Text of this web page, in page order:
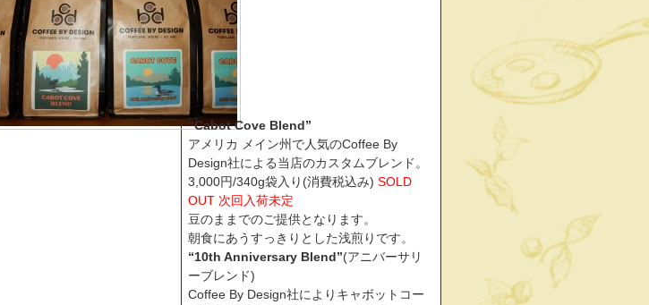
“Cabot Cove Blend”
アメリカ メイン州で人気のCoffee By
Design社による当店のカスタムブレンド。
3,000円/340g袋入り(消費税込み) SOLD
OUT 次回入荷未定
豆のままでのご提供となります。
朝食にあうすっきりとした浅煎りです。
“10th Anniversary Blend”(アニバーサリ
ーブレンド)
Coffee By Design社によりキャボットコー